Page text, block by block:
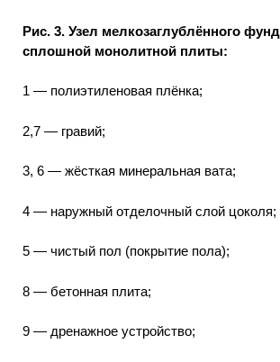
Рис. 3. Узел мелкозаглублённого
сплошной монолитной плиты:
1 — полиэтиленовая плёнка;
2,7 — гравий;
3, 6 — жёсткая минеральная вата;
4 — наружный отделочный слой цоколя;
5 — чистый пол (покрытие пола);
8 — бетонная плита;
9 — дренажное устройство;